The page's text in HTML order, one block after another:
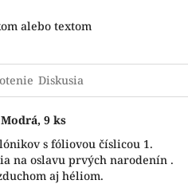
alebo textom
Diskusia
9 ks
s fóliovou číslicou 1.
na oslavu prvých narodenín .
aj héliom.